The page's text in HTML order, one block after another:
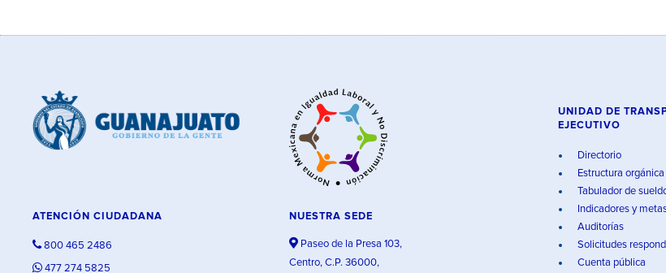
ATENCIÓN CIUDADANA
800 465 2486
477 274 5825
NUESTRA SEDE
Paseo de la Presa 103,
Centro, C.P. 36000,
UNIDAD DE
EJECUTIVO
Directorio
Estructura orgánica
Tabulador de
Indicadores y
Auditorías
Solicitudes
Cuenta pública